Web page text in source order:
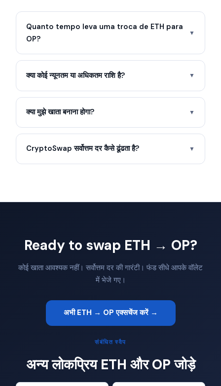
Quanto tempo leva uma troca de ETH para
OP?
▼
क्या कोई न्यूनतम या अधिकतम राशि है? ▼
क्या मुझे खाता बनाना होगा? ▼
CryptoSwap सर्वोत्तम दर कैसे ढूंढता है? ▼
Ready to swap ETH → OP?
कोई खाता आवश्यक नहीं। सर्वोत्तम दर की गारंटी। फंड सीधे आपके वॉलेट
में भेजे गए।
अभी ETH → OP एक्सचेंज करें →
संबंधित स्वैप
अन्य लोकप्रिय ETH और OP जोड़े